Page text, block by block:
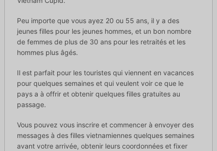
Peu importe que vous ayez 20 ou 55 ans, il y a des
jeunes filles pour les jeunes hommes, et un bon nombre
de femmes de plus de 30 ans pour les retraités et les
hommes plus âgés.
Il est parfait pour les touristes qui viennent en vacances
pour quelques semaines et qui veulent voir ce que le
pays a à offrir et obtenir quelques filles gratuites au
passage.
Vous pouvez vous inscrire et commencer à envoyer des
messages à des filles vietnamiennes quelques semaines
avant votre arrivée, obtenir leurs coordonnées et fixer